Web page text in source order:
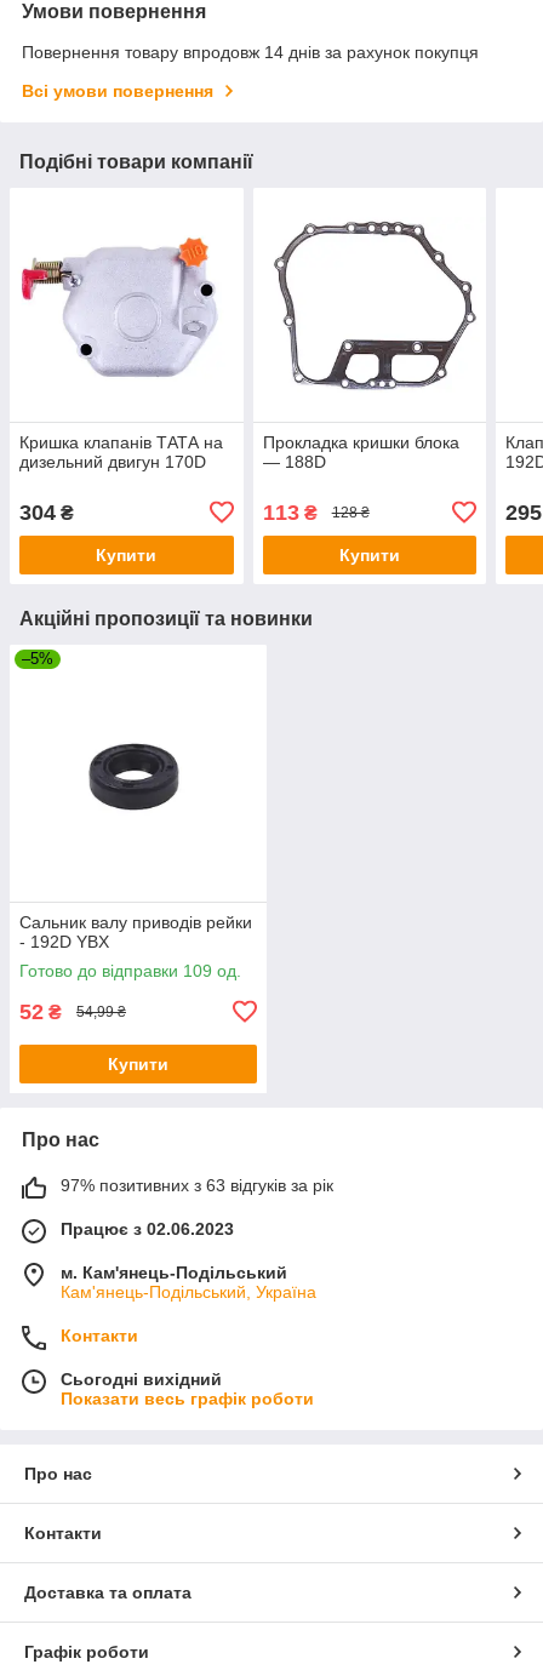
Умови повернення
Повернення товару впродовж 14 днів за рахунок покупця
Всі умови повернення
Подібні товари компанії
Кришка клапанів ТАТА на
дизельний двигун 170D
304 ₴
Купити
Прокладка кришки блока
— 188D
113₴ 128 ₴
Купити
295
Акційні пропозиції та новинки
–5%
Сальник валу приводів рейки
- 192D YBX
Готово до відправки 109 од.
52 ₴ 54,99 ₴
Купити
Про нас
97% позитивних з 63 відгуків за рік
Працює з 02.06.2023
м. Кам'янець-Подільський
Кам'янець-Подільський, Україна
Контакти
Сьогодні вихідний
Показати весь графік роботи
Про нас
Контакти
Доставка та оплата
Графік роботи